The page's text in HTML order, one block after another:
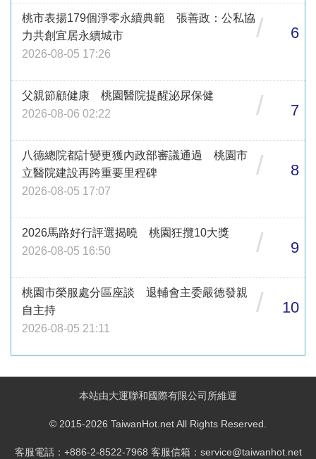
桃市表揚179個淨零永續典範 張善政：公私協
力共創宜居永續城市
2026-08-05 17:26
/ 6
父親節顧健康 桃園醫院提醒泌尿保健
2026-08-06 02:22
/ 7
八德總院都計變更獲內政部審議通過 桃園市
立醫院建設再跨重要里程碑
2026-08-05 17:07
/ 8
2026馬路好行評選揭曉 桃園狂攬10大獎
2026-08-05 16:50
/ 9
桃園市榮服處分區座談 退輔會主委嚴德發親
自主持
2026-08-05 21:11
/ 10
本站由大運聯和國際有限公司所維運
© 2015-2026 TaiwanHot.net All Rights Reserved.
客服電話：+886-2-8522-7968 客服信箱：service@taiwanhot.net